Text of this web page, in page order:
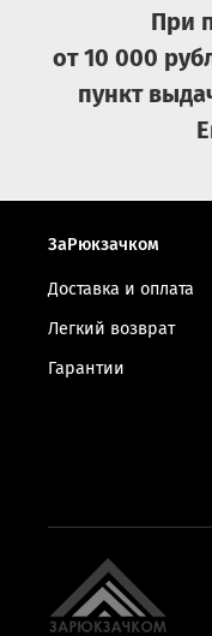
При
от 10 000
пункт
ЗаРюкзачком
Доставка и оплата
Легкий возврат
Гарантии